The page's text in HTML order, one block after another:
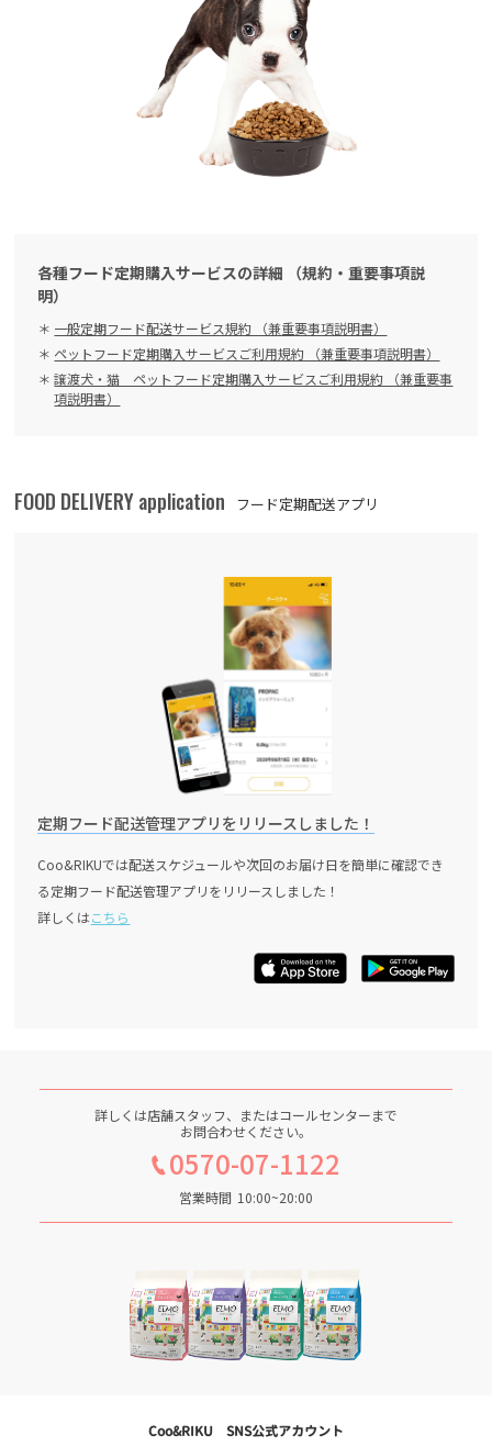
各種フード定期購入サービスの詳細 （規約・重要事項説
明）
一般定期フード配送サービス規約 （兼重要事項説明書）
ペットフード定期購入サービスご利用規約 （兼重要事項説明書）
譲渡犬・猫 ペットフード定期購入サービスご利用規約 （兼重要事
項説明書）
FOOD DELIVERY application フード定期配送アプリ
定期フード配送管理アプリをリリースしました！
Coo&RIKUでは配送スケジュールや次回のお届け日を簡単に確認でき
る定期フード配送管理アプリをリリースしました！
詳しくはこちら
詳しくは店舗スタッフ、またはコールセンターまで
お問合わせください。
0570-07-1122
営業時間 10:00~20:00
Coo&RIKU SNS公式アカウント